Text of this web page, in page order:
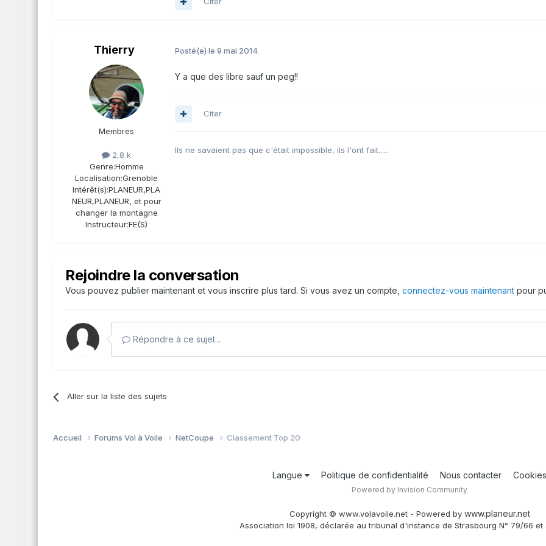
Thierry
Membres
2,8 k
Genre:Homme
Localisation:Grenoble
Intérêt(s):PLANEUR,PLA
NEUR,PLANEUR, et pour
changer la montagne
Instructeur:FE(S)
Posté(e) le 9 mai 2014
Y a que des libre sauf un peg!!
Citer
Ils ne savaient pas que c'était impossible, ils l'ont fait.....
Rejoindre la conversation
Vous pouvez publier maintenant et vous inscrire plus tard. Si vous avez un compte, connectez-vous maintenant pour
Répondre à ce sujet…
Aller sur la liste des sujets
Accueil Forums Vol à Voile NetCoupe Classement Top 20
Langue Politique de confidentialité Nous contacter Cookies
Powered by Invision Community
Copyright © www.volavoile.net - Powered by www.planeur.net
Association loi 1908, déclarée au tribunal d'instance de Strasbourg N° 79/66 et